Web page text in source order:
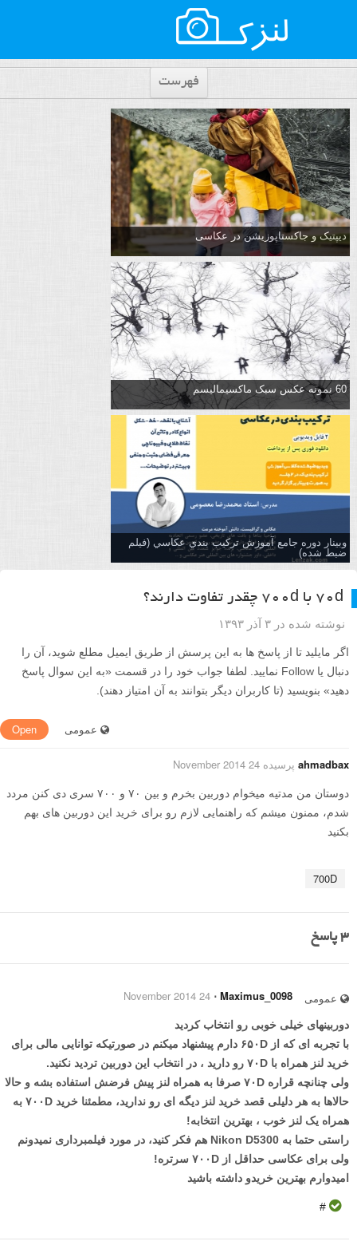
فهرست
دیپتیک و جاکستا‌پوزیشن در عکاسی
60 نمونه عکس سبک ماکسیمالیسم
وبینار دوره جامع آموزش تركيب بندي عكاسي (فیلم
ضبط شده)
۷۰d با ۷۰۰d چقدر تفاوت دارند؟
نوشته شده در ۳ آذر ۱۳۹۳
اگر مایلید تا از پاسخ ها به این پرسش از طریق ایمیل مطلع شوید، آن را
دنبال یا Follow نمایید. لطفا جواب خود را در قسمت «به این سوال پاسخ
دهید» بنویسید (تا کاربران دیگر بتوانند به آن امتیاز دهند).
Open عمومی
ahmadbax پرسیده 24 November 2014
دوستان من مدتیه میخوام دوربین بخرم و بین ۷۰ و ۷۰۰ سری دی کنن مردد
شدم، ممنون میشم که راهنمایی لازم رو برای خرید این دوربین های بهم
بکنید
700D
3پاسخ
عمومی Maximus_0098
⋅
24 November 2014
دوربینهای خیلی خوبی رو انتخاب کردید
با تجربه ای که از ۶۵۰D دارم پیشنهاد میکنم در صورتیکه توانایی مالی برای
خرید لنز همراه با ۷۰D رو دارید ، در انتخاب این دوربین تردید نکنید.
ولی چنانچه قراره ۷۰D صرفا به همراه لنز پیش فرضش استفاده بشه و حالا
حالاها به هر دلیلی قصد خرید لنز دیگه ای رو ندارید، مطمئنا خرید ۷۰۰D به
همراه یک لنز خوب ، بهترین انتخابه!
راستی حتما به Nikon D5300 هم فکر کنید، در مورد فیلمبرداری نمیدونم
ولی برای عکاسی حداقل از ۷۰۰D سرتره!
امیدوارم بهترین خریدو داشته باشید
#